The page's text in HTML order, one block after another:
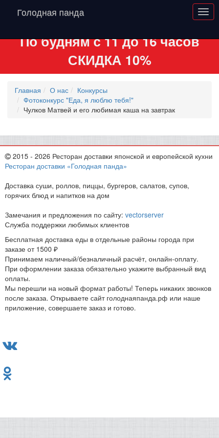
Голодная панда
По будням с 11 до 16 часов
СКИДКА 10%
Главная О нас
Конкурсы
Фотоконкурс "Еда, я люблю тебя!"
Чулков Матвей и его любимая каша на завтрак
2015 - 2026 Ресторан доставки японской и европейской кухни
Ресторан доставки «Голодная панда»
Доставка суши, роллов, пиццы, бургеров, салатов, супов,
горячих блюд и напитков на дом
Замечания и предложения по сайту: vectorserver
Служба поддержки любимых клиентов
Бесплатная доставка еды в отдельные районы города при
заказе от 1500 ₽
Принимаем наличный/безналичный расчёт, онлайн-оплату.
При оформлении заказа обязательно укажите выбранный вид
оплаты.
Мы перешли на новый формат работы! Теперь никаких звонков
после заказа. Открываете сайт голоднаяпанда.рф или наше
приложение, совершаете заказ и готово.